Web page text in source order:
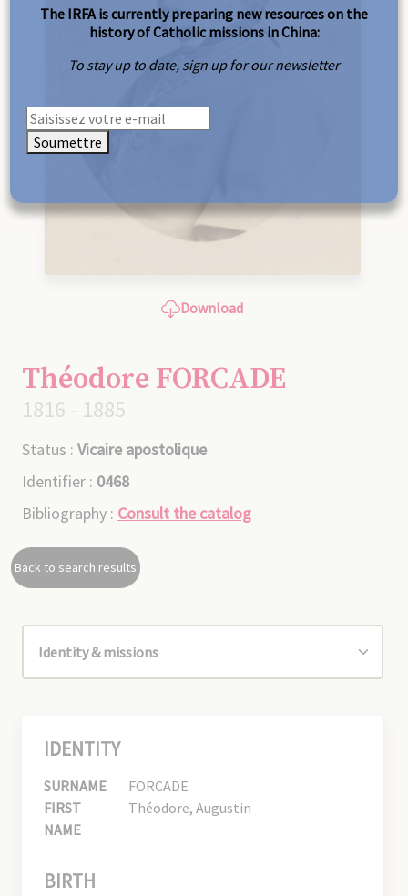
Download
Théodore FORCADE
1816 - 1885
Status : Vicaire apostolique
Identifier : 0468
Bibliography : Consult the catalog
Back to search results
IDENTITY
SURNAME
FORCADE
FIRST
NAME
Théodore, Augustin
BIRTH
The IRFA is currently preparing new resources on the
history of Catholic missions in China:
To stay up to date, sign up for our newsletter
Soumettre